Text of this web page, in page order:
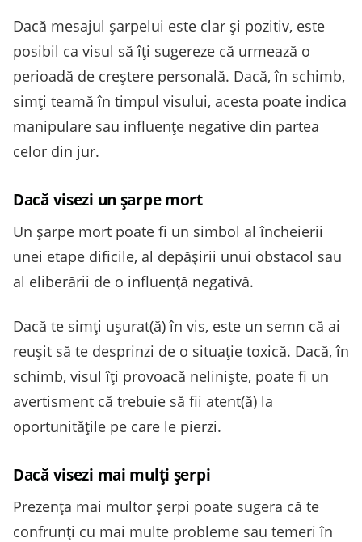
Dacă mesajul șarpelui este clar și pozitiv, este
posibil ca visul să îți sugereze că urmează o
perioadă de creștere personală. Dacă, în schimb,
simți teamă în timpul visului, acesta poate indica
manipulare sau influențe negative din partea
celor din jur.
Dacă visezi un șarpe mort
Un șarpe mort poate fi un simbol al încheierii
unei etape dificile, al depășirii unui obstacol sau
al eliberării de o influență negativă.
Dacă te simți ușurat(ă) în vis, este un semn că ai
reușit să te desprinzi de o situație toxică. Dacă, în
schimb, visul îți provoacă neliniște, poate fi un
avertisment că trebuie să fii atent(ă) la
oportunitățile pe care le pierzi.
Dacă visezi mai mulți șerpi
Prezența mai multor șerpi poate sugera că te
confrunți cu mai multe probleme sau temeri în